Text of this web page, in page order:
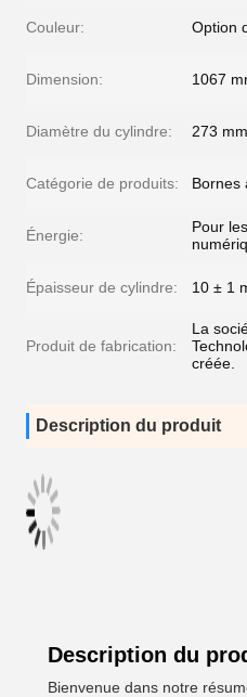
Couleur: Option
Dimension: 1067
Diamètre du cylindre: 273
Catégorie de produits: Bornes
Énergie:
Pour
Épaisseur de cylindre: 10 ± 1
Produit de fabrication:
La
créée.
Description du produit
Description du
Bienvenue dans notre